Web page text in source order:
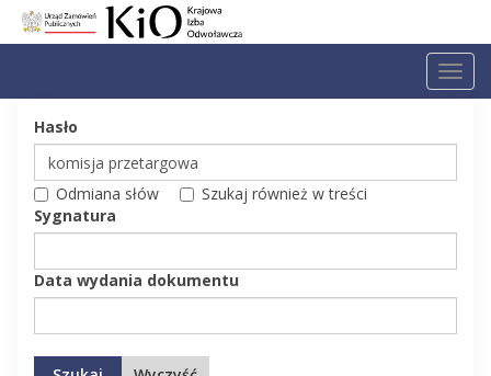
Hasło
Odmiana słów
Szukaj również w treści
Sygnatura
Data wydania dokumentu